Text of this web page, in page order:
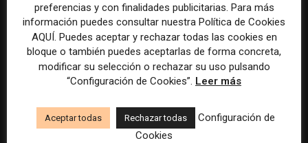
Responsable de marcas y patrocinios
en Watif TV
Madrid Watif Presencial Tiempo completo
preferencias y con finalidades publicitarias. Para más
información puedes consultar nuestra Política de Cookies
AQUÍ. Puedes aceptar y rechazar todas las cookies en
bloque o también puedes aceptarlas de forma concreta,
modificar su selección o rechazar su uso pulsando
“Configuración de Cookies”. Leer más
Aceptar todas Rechazar todas
Configuración de
Cookies